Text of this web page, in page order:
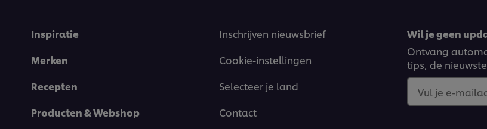
Inspiratie
Merken
Recepten
Producten & Webshop
Inschrijven nieuwsbrief
Cookie-instellingen
Selecteer je land
Contact
Wil je geen
Ontvang
tips, de
Vul je e-